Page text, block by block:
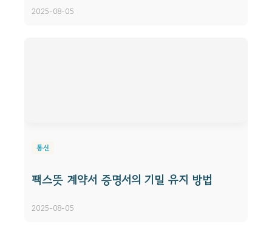
2025-08-05
통신
팩스뜻 계약서 증명서의 기밀 유지 방법
2025-08-05